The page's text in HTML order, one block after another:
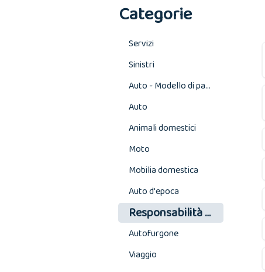
Categorie
Servizi
Sinistri
Auto - Modello di pagamento
Auto
Animali domestici
Moto
Mobilia domestica
Auto d'epoca
Responsabilità civile
Autofurgone
Viaggio